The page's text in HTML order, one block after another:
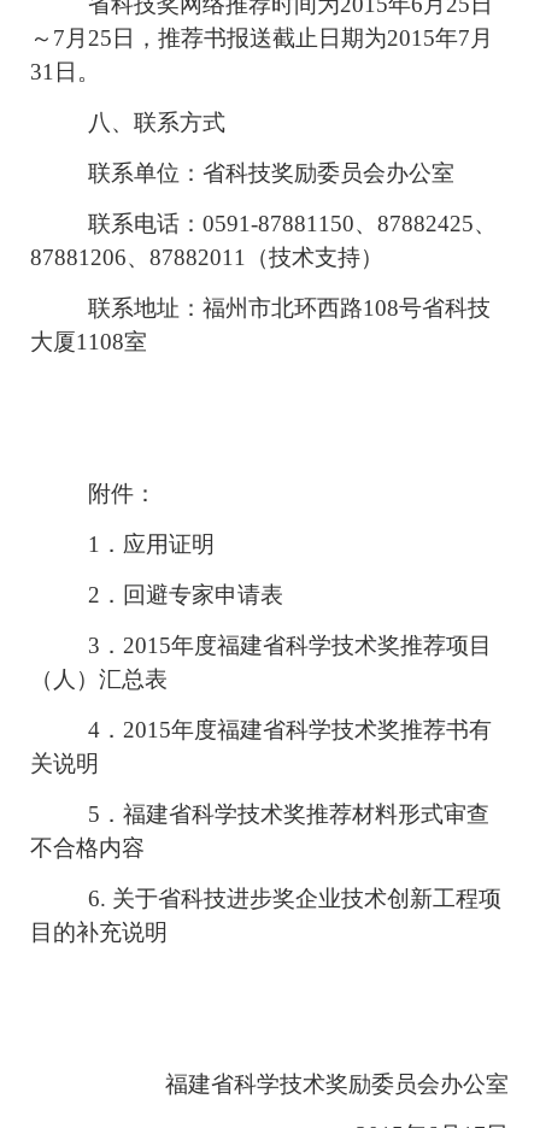
～7月25日，推荐书报送截止日期为2015年7月
31日。
八、联系方式
联系单位：省科技奖励委员会办公室
联系电话：0591-87881150、87882425、
87881206、87882011（技术支持）
联系地址：福州市北环西路108号省科技
大厦1108室
附件：
1 ．应用证明
2 ．回避专家申请表
3 ．2015年度福建省科学技术奖推荐项目
（人）汇总表
4 ．2015年度福建省科学技术奖推荐书有
关说明
5 ．福建省科学技术奖推荐材料形式审查
不合格内容
6. 关于省科技进步奖企业技术创新工程项
目的补充说明
福建省科学技术奖励委员会办公室